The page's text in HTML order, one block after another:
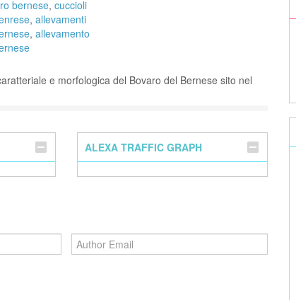
bernese, cuccioli
, allevamenti
, allevamento
e morfologica del Bovaro del Bernese sito nel
ALEXA TRAFFIC GRAPH